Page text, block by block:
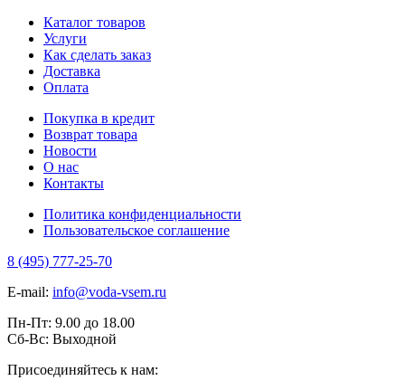
Каталог товаров
Услуги
Как сделать заказ
Доставка
Оплата
Покупка в кредит
Возврат товара
Новости
О нас
Контакты
Политика конфиденциальности
Пользовательское соглашение
8 (495) 777-25-70
E-mail: info@voda-vsem.ru
Пн-Пт: 9.00 до 18.00
Сб-Вс: Выходной
Присоединяйтесь к нам: